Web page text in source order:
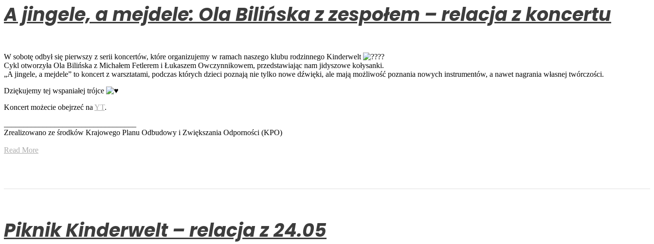
A jingele, a mejdele: Ola Bilińska z zespołem – relacja z koncertu
W sobotę odbył się pierwszy z serii koncertów, które organizujemy w ramach naszego klubu rodzinnego Kinderwelt
Cykl otworzyła Ola Bilińska z Michałem Fetlerem i Łukaszem Owczynnikowem, przedstawiając nam jidyszowe kołysanki.
„A jingele, a mejdele” to koncert z warsztatami, podczas których dzieci poznają nie tylko nowe dźwięki, ale mają możliwość poznania nowych instrumentów, a nawet nagrania własnej twórczości.
Dziękujemy tej wspaniałej trójce
Koncert możecie obejrzeć naYT.
Zrealizowano ze środków Krajowego Planu Odbudowy i Zwiększania Odporności (KPO)
Read More
Piknik Kinderwelt – relacja z 24.05